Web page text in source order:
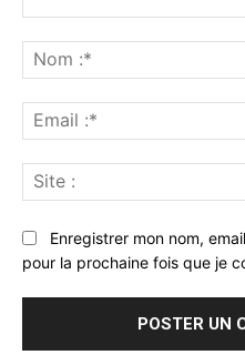
Enregistrer mon nom,
pour la prochaine fois que je